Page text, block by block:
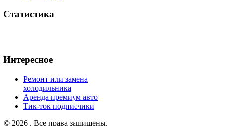
Статистика
Интересное
Ремонт или замена
холодильника
Аренда премиум авто
Тик-ток подписчики
© 2026 . Все права защищены.